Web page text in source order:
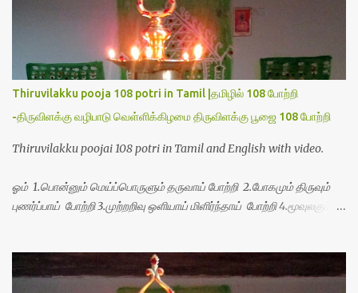
Thiruvilakku pooja 108 potri in Tamil |தமிழில் 108 போற்றி
-திருவிளக்கு வழிபாடு வெள்ளிக்கிழமை திருவிளக்கு பூஜை 108 போற்றி
Thiruvilakku poojai 108 potri in Tamil and English with video.
ஓம் 1.பொன்னும் மெய்ப்பொருளும் தருவாய் போற்றி 2.போகமும் திருவும்
புணர்ப்பாய் போற்றி 3.முற்றறிவு ஒளியாய் மிளிர்ந்தாய் போற்றி 4.மூவுலகும்
8.பிறர்வயமாகா பெரியோய் போற்றி 9.பேரின்பப் பெருக்காய் பொலிந்தாய்
போற்றி 10.பேரருட்கடலாம் பேரரு...